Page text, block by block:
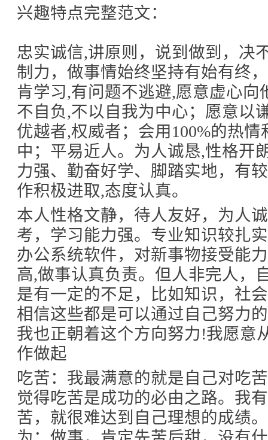
兴趣特点完整范文：
忠实诚信,讲原则，说到做到，决
制力，做事情始终坚持有始有终
肯学习,有问题不逃避,愿意虚心向
不自负,不以自我为中心；愿意以
优越者,权威者；会用100%的热
中；平易近人。为人诚恳,性格开
力强、勤奋好学、脚踏实地，有
作积极进取,态度认真。
本人性格文静，待人友好，为人
考，学习能力强。专业知识较扎
办公系统软件，对新事物接受能
高,做事认真负责。但人非完人，
是有一定的不足，比如知识，社
相信这些都是可以通过自己努力
我也正朝着这个方向努力!我愿意
作做起
吃苦：我最满意的就是自己对吃
觉得吃苦是成功的必由之路。我
苦，就很难达到自己理想的成绩